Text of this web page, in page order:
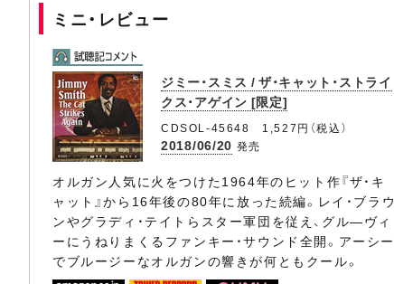
ミニ・レビュー
ジミー・スミス / ザ・キャット・ストライ
クス・アゲイン [限定]
CDSOL-45648 1,527円（税込）
2018/06/20 発売
オルガン人気に火をつけた1964年のヒット作『ザ・キ
ャット』から16年後の80年に放った続編。レイ・ブラウ
ンやグラディ・テイトらスター軍団を従え、グル―ヴィ
ーにうねりまくるファンキー・サウンド全開。アーシー
でブルージーなオルガンの響きが何ともクール。